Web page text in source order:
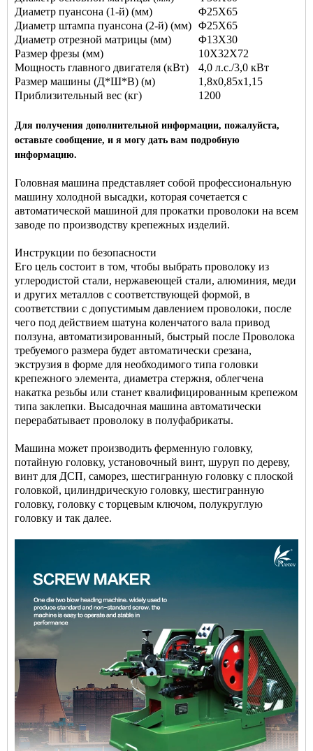
Диаметр пуансона (1-й) (мм)
Φ25X65
Диаметр штампа пуансона (2-й) (мм) Φ25X65
Диаметр отрезной матрицы (мм)
Φ13X30
Размер фрезы (мм)
10X32X72
Мощность главного двигателя (кВт)
4,0 л.с./3,0 кВт
Размер машины (Д*Ш*В) (м)
1,8х0,85х1,15
Приблизительный вес (кг)
1200
Для получения дополнительной информации, пожалуйста,
оставьте сообщение, и я могу дать вам подробную
информацию.
Головная машина представляет собой профессиональную
машину холодной высадки, которая сочетается с
автоматической машиной для прокатки проволоки на всем
заводе по производству крепежных изделий.
Инструкции по безопасности
Его цель состоит в том, чтобы выбрать проволоку из
углеродистой стали, нержавеющей стали, алюминия, меди
и других металлов с соответствующей формой, в
соответствии с допустимым давлением проволоки, после
чего под действием шатуна коленчатого вала привод
ползуна, автоматизированный, быстрый после Проволока
требуемого размера будет автоматически срезана,
экструзия в форме для необходимого типа головки
крепежного элемента, диаметра стержня, облегчена
накатка резьбы или станет квалифицированным крепежом
типа заклепки. Высадочная машина автоматически
перерабатывает проволоку в полуфабрикаты.
Машина может производить ферменную головку,
потайную головку, установочный винт, шуруп по дереву,
винт для ДСП, саморез, шестигранную головку с плоской
головкой, цилиндрическую головку, шестигранную
головку, головку с торцевым ключом, полукруглую
головку и так далее.